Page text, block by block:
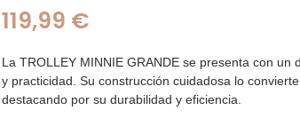
119,99 €
La TROLLEY MINNIE GRANDE se presenta con un
y practicidad. Su construcción cuidadosa lo
destacando por su durabilidad y eficiencia.